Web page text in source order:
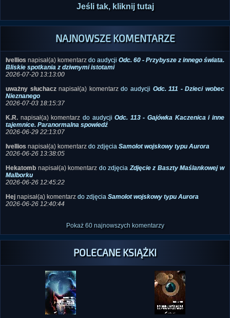
Jeśli tak, kliknij tutaj
NAJNOWSZE KOMENTARZE
Ivellios napisał(a) komentarzdo audycji
Odc. 60 - Przybysze z innego świata.
Bliskie spotkania z dziwnymi istotami
uważny słuchacz
napisał(a) komentarz do audycji
Nieznanego
K.R.napisał(a) komentarzdo audycji
Odc. 113 - Gajówka Kaczenica i inne
tajemnice. Paranormalna spowiedź
Ivelliosnapisał(a) komentarz do zdjęcia
Samolot wojskowy typu Aurora
Hekatomb
napisał(a) komentarz do zdjęcia
Zdjęcie z Baszty Maślankowej w
Malborku
Hejnapisał(a) komentarz do zdjęcia
Samolot wojskowy typu Aurora
Pokaż 60 najnowszych komentarzy
POLECANE KSIĄŻKI